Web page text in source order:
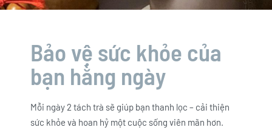
Bảo vệ sức khỏe của
bạn hằng ngày
Mỗi ngày 2 tách trà sẽ giúp bạn thanh lọc – cải thiện
sức khỏe và hoan hỷ một cuộc sống viên mãn hơn.